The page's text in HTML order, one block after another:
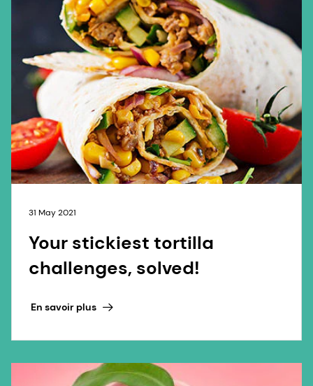
31 May 2021
Your stickiest tortilla
challenges, solved!
En savoir plus